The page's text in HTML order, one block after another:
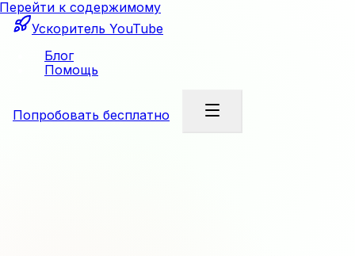
Перейти к содержимому
Ускоритель YouTube
Блог
Помощь
Попробовать бесплатно